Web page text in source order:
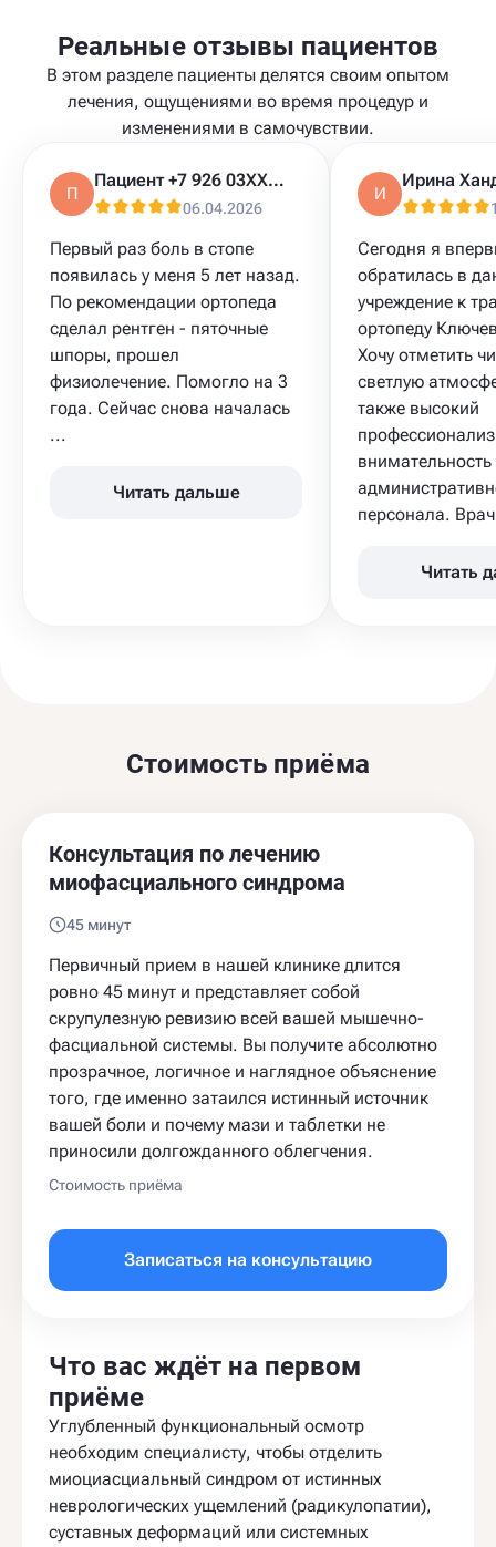
Реальные отзывы пациентов
В этом разделе пациенты делятся своим опытом
лечения, ощущениями во время процедур и
изменениями в самочувствии.
П
Пациент +7 926 03XXXXX
06.04.2026
Первый раз боль в стопе
появилась у меня 5 лет назад.
По рекомендации ортопеда
сделал рентген - пяточные
шпоры, прошел
физиолечение. Помогло на 3
года. Сейчас снова началась
...
Читать дальше
И
Ирина
Сегодня я
обратилась в
учреждение к
ортопеду
Хочу отметить
светлую
также высокий
внимательность
персонала.
Читать
Стоимость приёма
Консультация по лечению
миофасциального синдрома
45 минут
Первичный прием в нашей клинике длится
ровно 45 минут и представляет собой
скрупулезную ревизию всей вашей мышечно-
фасциальной системы. Вы получите абсолютно
прозрачное, логичное и наглядное объяснение
того, где именно затаился истинный источник
вашей боли и почему мази и таблетки не
приносили долгожданного облегчения.
Стоимость приёма
Записаться на консультацию
Что вас ждёт на первом
приёме
Углубленный функциональный осмотр
необходим специалисту, чтобы отделить
миоциасциальный синдром от истинных
неврологических ущемлений (радикулопатии),
суставных деформаций или системных